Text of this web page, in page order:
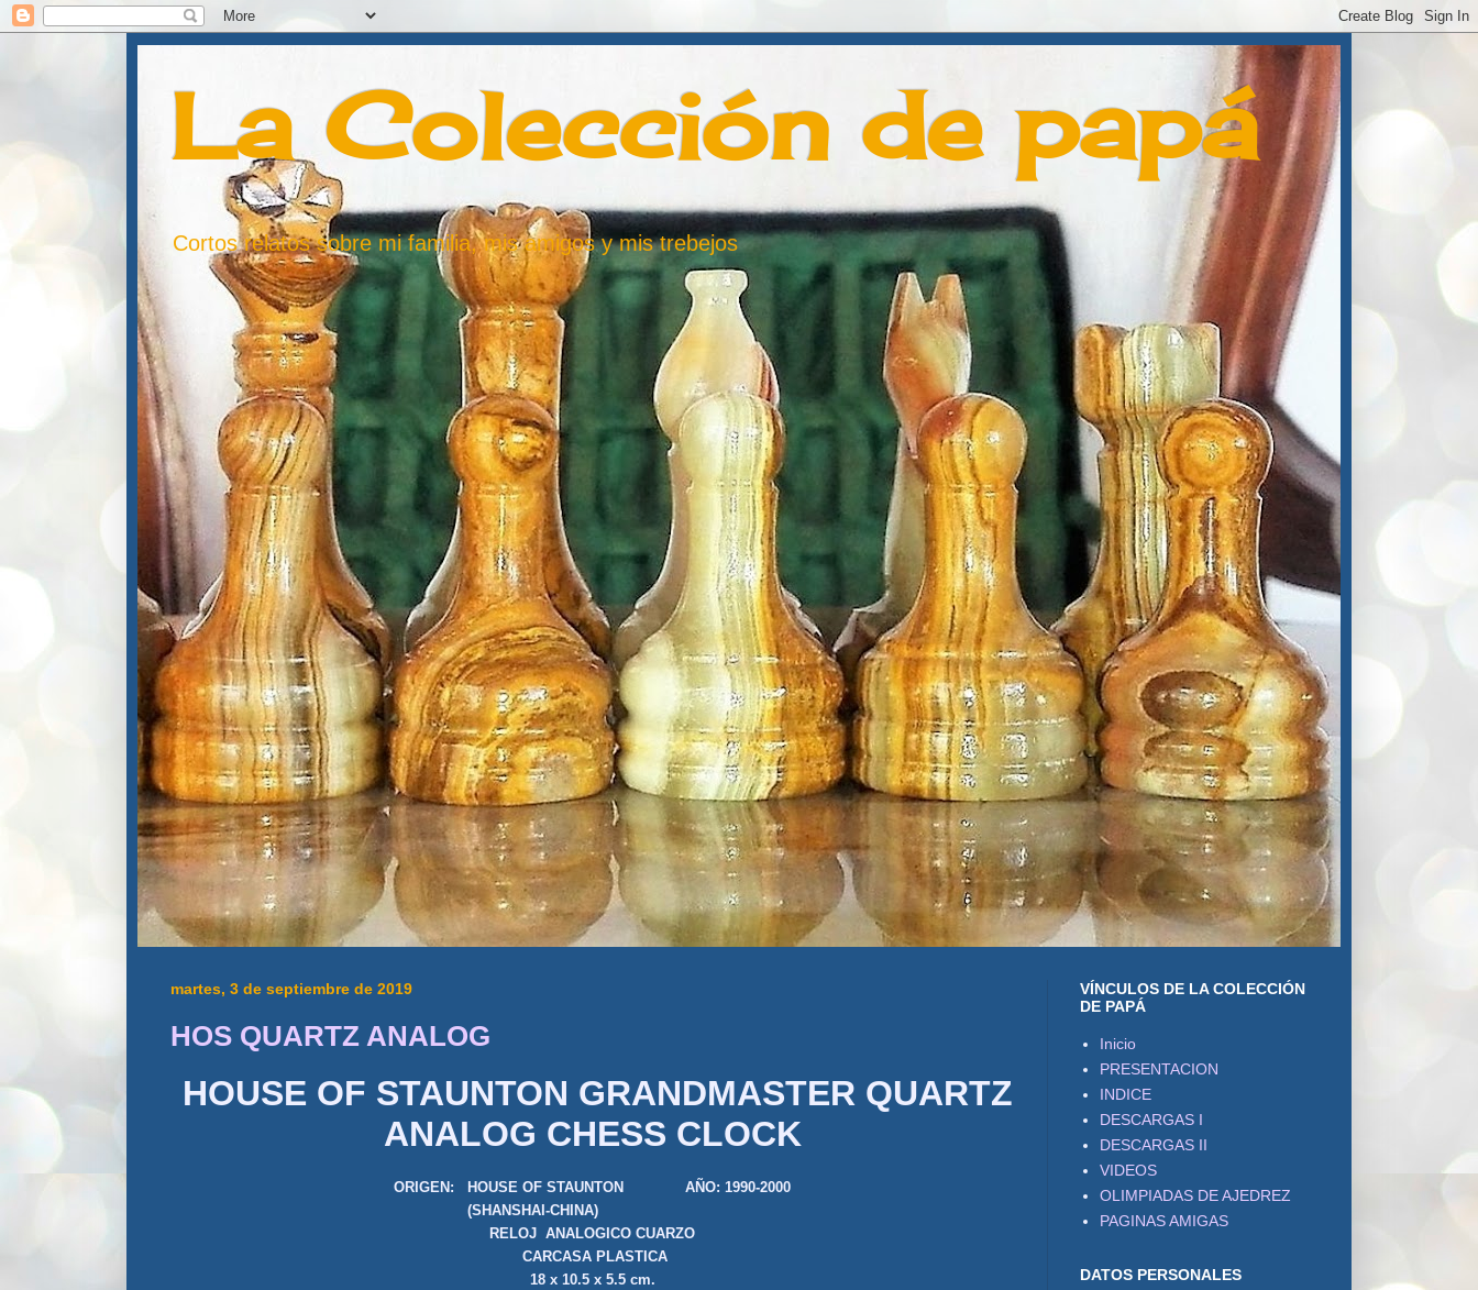
La Colección de papá
Cortos relatos sobre mi familia, mis amigos y mis trebejos
martes, 3 de septiembre de 2019
HOS QUARTZ ANALOG
HOUSE OF STAUNTON GRANDMASTER QUARTZ
ANALOG CHESS CLOCK
ORIGEN: HOUSE OF STAUNTON
AÑO: 1990-2000
(SHANSHAI-CHINA)
RELOJ ANALOGICO CUARZO
CARCASA PLASTICA
18 x 10.5 x 5.5 cm.
VÍNCULOS DE LA COLECCIÓN
DE PAPÁ
Inicio
PRESENTACION
INDICE
DESCARGAS I
DESCARGAS II
VIDEOS
OLIMPIADAS DE AJEDREZ
PAGINAS AMIGAS
DATOS PERSONALES